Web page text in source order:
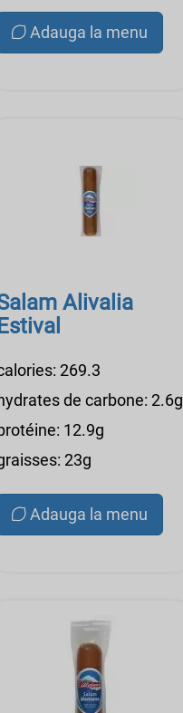
Adauga la menu
Alivalia
Estival
269.3
de carbone: 2.6g
12.9g
23g
Adauga la menu